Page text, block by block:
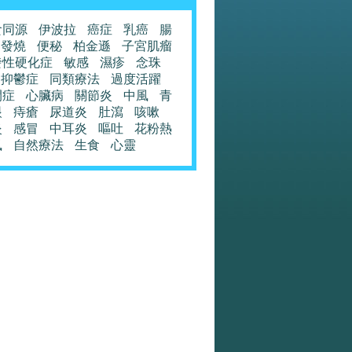
源 伊波拉 癌症 乳癌
腸
發燒
便秘 柏金遜
子宮肌瘤
硬化症
敏感 濕疹
念珠
抑鬱症
同類療法
過度活躍
心臟病 關節炎 中風
青
痔瘡 尿道炎 肚瀉
咳嗽
感冒 中耳炎 嘔吐
花粉熱
自然療法 生食 心靈